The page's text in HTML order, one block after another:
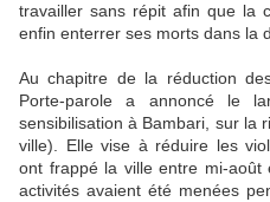
travailler sans répit afin que la
enfin enterrer ses morts dans la
Au chapitre de la réduction
Porte-parole a annoncé le
sensibilisation à Bambari, sur la
ville). Elle vise à réduire les
ont frappé la ville entre mi-août
activités avaient été menées